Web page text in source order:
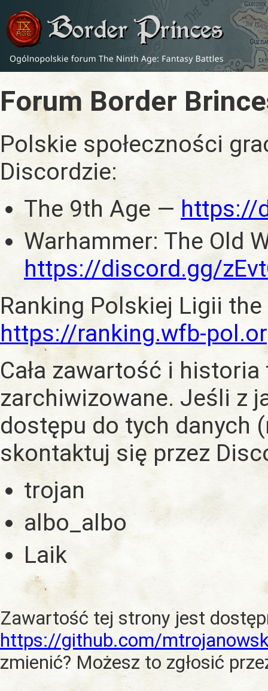
Forum Border
Polskie społeczności
Discordzie:
The 9th Age —https://
Warhammer: The Old
https://discord.gg/
Ranking Polskiej Ligii
https://ranking.wfb-
Cała zawartość i historia
zarchiwizowane. Jeśli z
dostępu do tych danych
skontaktuj się przez
trojan
albo_albo
Laik
Zawartość tej strony jest
https://github.com/
zmienić? Możesz to zgłosić